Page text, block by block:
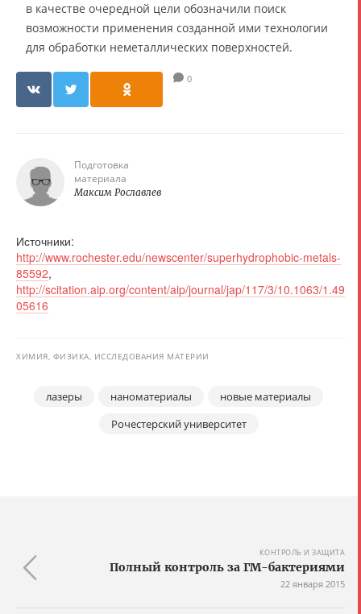
в качестве очередной цели обозначили поиск
возможности применения созданной ими технологии
для обработки неметаллических поверхностей.
0
Подготовка
материала
Максим Рославлев
Источники:
http://www.rochester.edu/newscenter/superhydrophobic-metals-
85592,
http://scitation.aip.org/content/aip/journal/jap/117/3/10.1063/1.49
05616
ХИМИЯ, ФИЗИКА, ИССЛЕДОВАНИЯ МАТЕРИИ
лазеры наноматериалы
новые материалы
Рочестерский университет
КОНТРОЛЬ И ЗАЩИТА
Полный контроль за ГМ-бактериями
22 января 2015